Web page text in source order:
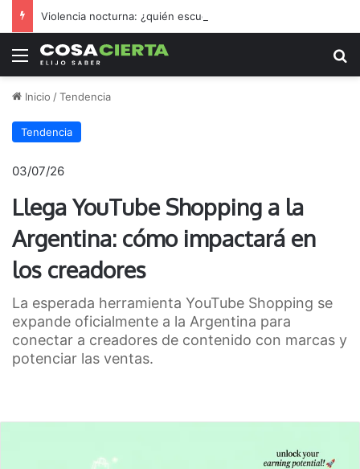
Menú
Inicio /Tendencia
Tendencia
03/07/26
Llega YouTube Shopping a la
Argentina: cómo impactará en
los creadores
La esperada herramienta YouTube Shopping se
expande oficialmente a la Argentina para
conectar a creadores de contenido con marcas y
potenciar las ventas.